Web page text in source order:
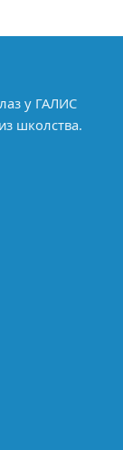
у ГАЛИС
школства.